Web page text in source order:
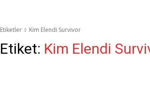
Etiketler Kim Elendi Survivor
Etiket: Kim Elendi